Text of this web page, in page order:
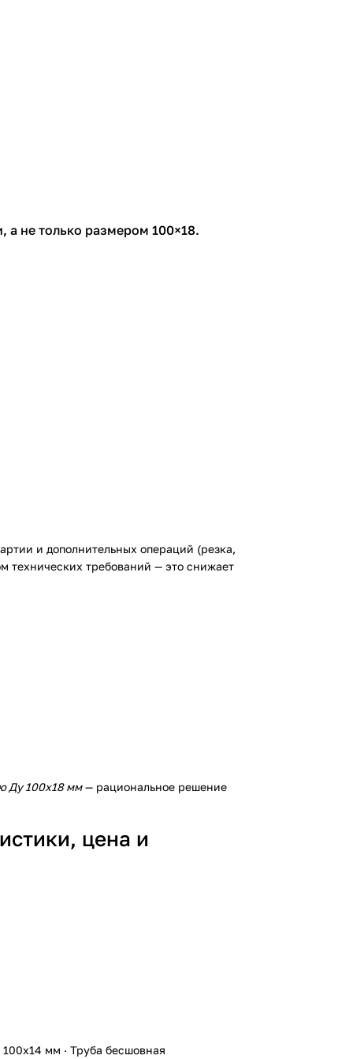
а не только размером 100×18.
и дополнительных операций (резка,
технических требований — это снижает
Ду 100х18 мм— рациональное решение
цена и
100х14 мм · Труба бесшовная